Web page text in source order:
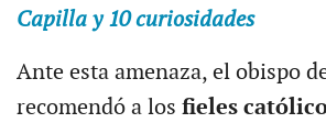
Capilla y 10 curiosidades
Ante esta amenaza, el obispo
recomendó a los fieles